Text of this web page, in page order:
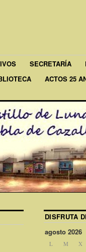
SECRETARÍA
ACTOS 25
DISFRUTA
agosto 2026
L M X